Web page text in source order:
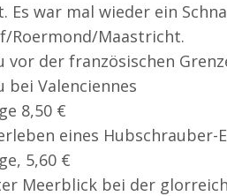
Es war mal wieder ein
Roermond/Maastricht.
vor der französischen
bei Valenciennes
8,50 €
eines
5,60 €
Meerblick bei der